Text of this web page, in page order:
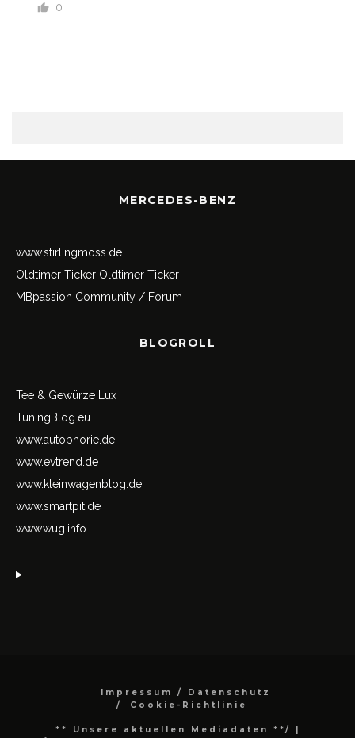
0
MERCEDES-BENZ
www.stirlingmoss.de
Oldtimer Ticker Oldtimer Ticker
MBpassion Community / Forum
BLOGROLL
Tee & Gewürze Lux
TuningBlog.eu
www.autophorie.de
www.evtrend.de
www.kleinwagenblog.de
www.smartpit.de
www.wug.info
Impressum / Datenschutz
Cookie-Richtlinie
** Unsere aktuellen Mediadaten **/
|